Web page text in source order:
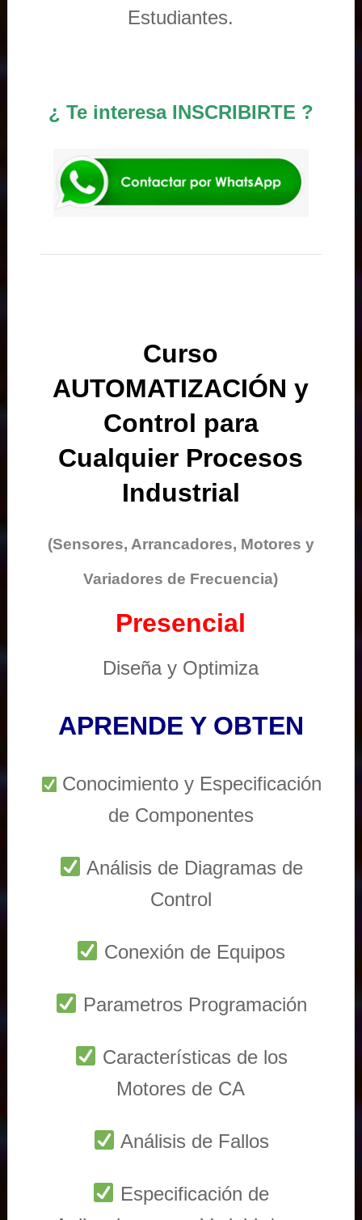
Estudiantes.
¿ Te interesa INSCRIBIRTE ?
Curso
AUTOMATIZACIÓN y
Control para
Cualquier Procesos
Industrial
(Sensores, Arrancadores, Motores y
Variadores de Frecuencia)
Presencial
Diseña y Optimiza
APRENDE Y OBTEN
Conocimiento y Especificación
de Componentes
Análisis de Diagramas de
Control
Conexión de Equipos
Parametros Programación
Características de los
Motores de CA
Análisis de Fallos
Especificación de